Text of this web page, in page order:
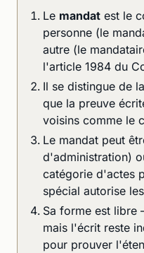
Le mandat est le
personne (le
autre (le
l'article 1984 du
Il se distingue de
que la preuve
voisins comme le
Le mandat peut
d'administration)
catégorie d'actes
spécial autorise
Sa forme est
mais l'écrit reste
pour prouver